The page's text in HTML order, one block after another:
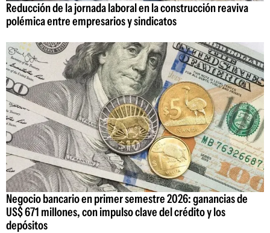
Reducción de la jornada laboral en la construcción reaviva
polémica entre empresarios y sindicatos
Negocio bancario en primer semestre 2026: ganancias de
US$ 671 millones, con impulso clave del crédito y los
depósitos